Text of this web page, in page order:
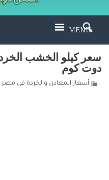
MENU
سعر كيلو الخشب
دوت كوم
أسعار المعادن والخردة فى مصر